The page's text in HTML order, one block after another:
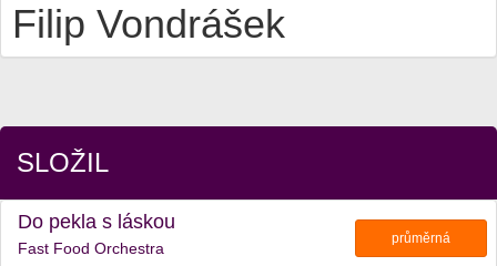
Filip Vondrášek
SLOŽIL
Do pekla s láskou
Fast Food Orchestra
průměrná